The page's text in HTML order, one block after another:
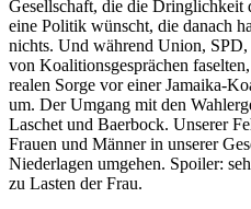
Gesellschaft, die die Dringlichkeit
eine Politik wünscht, die danach
nichts. Und während Union, SPD,
von Koalitionsgesprächen
realen Sorge vor einer Jamaika-
um. Der Umgang mit den
Laschet und Baerbock. Unserer
Frauen und Männer in unserer
Niederlagen umgehen. Spoiler:
zu Lasten der Frau.